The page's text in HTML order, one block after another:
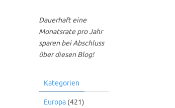
Dauerhaft eine
Monatsrate pro Jahr
sparen bei Abschluss
über diesen Blog!
Kategorien
Europa (421)